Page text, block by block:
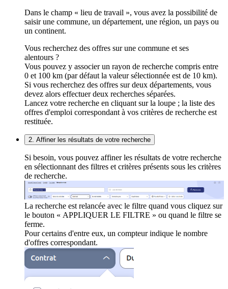
Dans le champ « lieu de travail », vous avez la possibilité de
saisir une commune, un département, une région, un pays ou
un continent.
Vous recherchez des offres sur une commune et ses
alentours ?
Vous pouvez y associer un rayon de recherche compris entre
0 et 100 km (par défaut la valeur sélectionnée est de 10 km).
Si vous recherchez des offres sur deux départements, vous
devez alors effectuer deux recherches séparées.
Lancez votre recherche en cliquant sur la loupe ; la liste des
offres d'emploi correspondant à vos critères de recherche est
restituée.
2. Affiner les résultats de votre recherche
Si besoin, vous pouvez affiner les résultats de votre recherche
en sélectionnant des filtres et critères présents sous les critères
de recherche.
La recherche est relancée avec le filtre quand vous cliquez sur
le bouton « APPLIQUER LE FILTRE » ou quand le filtre se
ferme.
Pour certains d'entre eux, un compteur indique le nombre
d'offres correspondant.